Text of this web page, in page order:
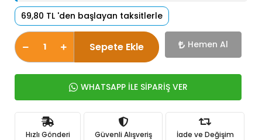
69,80 TL 'den başlayan taksitlerle
Sepete Ekle Hemen Al
WHATSAPP İLE SİPARİŞ VER
Hızlı Gönderi Güvenli Alışveriş İade ve Değişim